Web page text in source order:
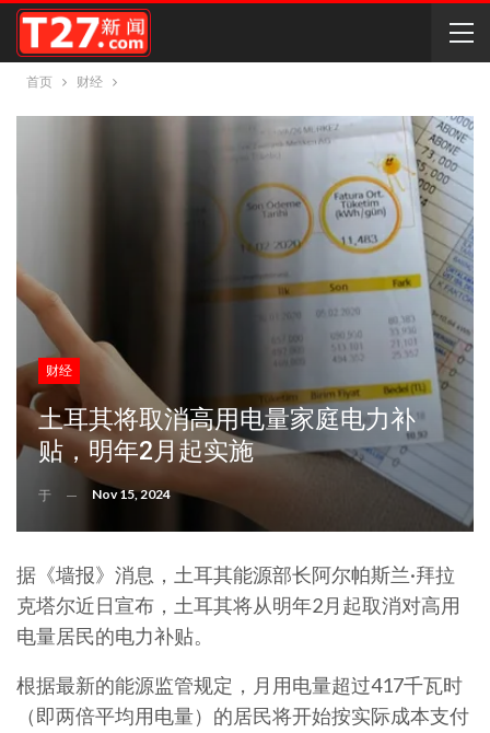
首页 财经
财经
土耳其将取消高用电量家庭电力补
贴，明年2月起实施
于 Nov 15, 2024
据《墙报》消息，土耳其能源部长阿尔帕斯兰·拜拉
克塔尔近日宣布，土耳其将从明年2月起取消对高用
电量居民的电力补贴。
根据最新的能源监管规定，月用电量超过417千瓦时
（即两倍平均用电量）的居民将开始按实际成本支付